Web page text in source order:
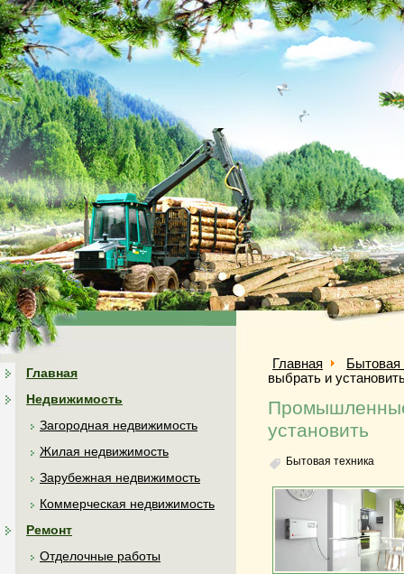
Главная
Недвижимость
Загородная недвижимость
Жилая недвижимость
Зарубежная недвижимость
Коммерческая недвижимость
Ремонт
Отделочные работы
Главная
Бытовая
выбрать и
установить
Бытовая техника